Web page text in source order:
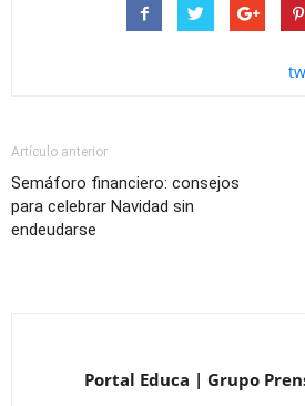
Artículo anterior
Semáforo financiero: consejos
para celebrar Navidad sin
endeudarse
Portal Educa | Grupo